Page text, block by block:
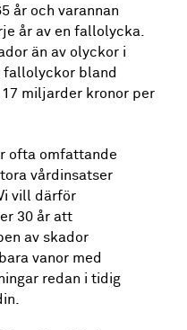
år och varannan
år av en fallolycka.
än av olyckor i
fallolyckor bland
miljarder kronor per
ofta omfattande
vårdinsatser
vill därför
30 år att
av skador
vanor med
redan i tidig